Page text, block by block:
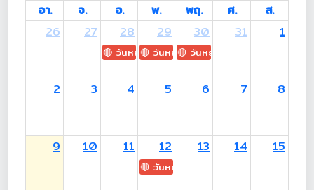
อา. จ. อ. พ. พฤ. ศ.
ส.
26
27 28
🔴 วันหยุด: H.M. King Maha Vajiralongkorn's
29
🔴 วันหยุด: Asanha Bucha Day
30
🔴 วันหยุด: Buddhist Lent
31 1
2 3 4 5 6 7 8
9 10 11 12
🔴 วันหยุด: H.M. Queen Sirikit The
13 14 15